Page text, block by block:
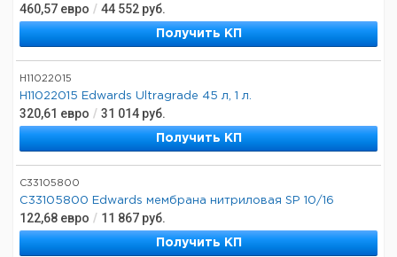
460,57 евро / 44 552 руб.
Получить КП
H11022015
H11022015 Edwards Ultragrade 45 л, 1 л.
320,61 евро / 31 014 руб.
Получить КП
C33105800
C33105800 Edwards мембрана нитриловая SP 10/16
122,68 евро / 11 867 руб.
Получить КП